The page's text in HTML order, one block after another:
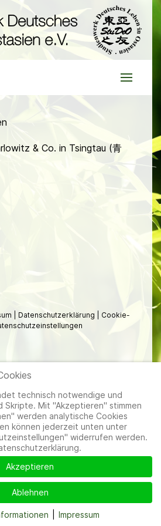
& Co. in Tsingtau (青
Datenschutzerklärung
Cookie-
technisch notwendige und
Skripte. Mit "Akzeptieren" stimmen
werden analytische Cookies
können jederzeit unten unter
widerrufen werden.
Akzeptieren
Ablehnen
Impressum